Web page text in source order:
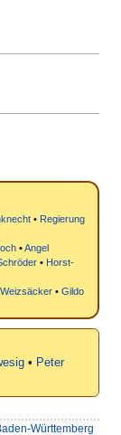
• Regierung
•Angel
• Horst-
Weizsäcker• Gildo
• Peter
Württemberg